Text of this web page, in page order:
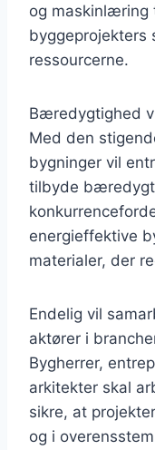
og maskinlæring
byggeprojekters
ressourcerne.
Bæredygtighed
Med den
bygninger vil
tilbyde
energieffektive
materialer, der
Endelig vil
aktører i
Bygherrer,
arkitekter skal
sikre, at
og i